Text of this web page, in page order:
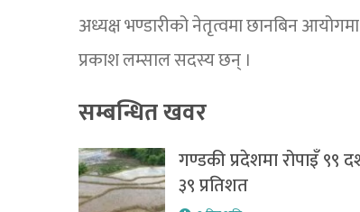
अध्यक्ष भण्डारीको नेतृत्वमा छानबिन
प्रकाश लम्साल सदस्य छन् ।
सम्बन्धित खवर
गण्डकी प्रदेशमा रोपाइँ ९९
३९ प्रतिशत